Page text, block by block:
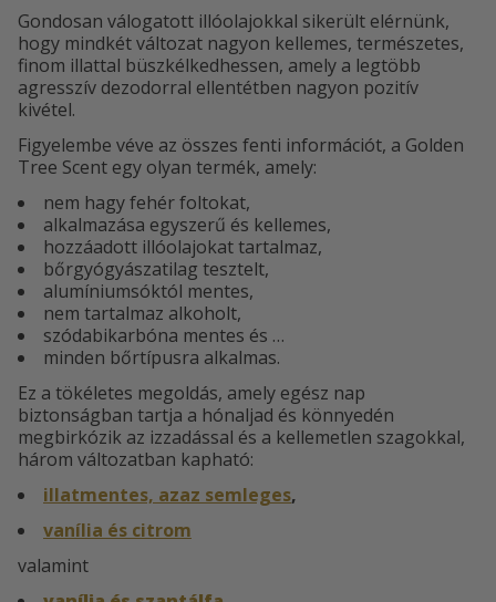
Gondosan válogatott illóolajokkal sikerült elérnünk,
hogy mindkét változat nagyon kellemes, természetes,
finom illattal büszkélkedhessen, amely a legtöbb
agresszív dezodorral ellentétben nagyon pozitív
kivétel.
Figyelembe véve az összes fenti információt, a Golden
Tree Scent egy olyan termék, amely:
nem hagy fehér foltokat,
alkalmazása egyszerű és kellemes,
hozzáadott illóolajokat tartalmaz,
bőrgyógyászatilag tesztelt,
alumíniumsóktól mentes,
nem tartalmaz alkoholt,
szódabikarbóna mentes és …
minden bőrtípusra alkalmas.
Ez a tökéletes megoldás, amely egész nap
biztonságban tartja a hónaljad és könnyedén
megbirkózik az izzadással és a kellemetlen szagokkal,
három változatban kapható:
illatmentes, azaz semleges,
vanília és citrom
valamint